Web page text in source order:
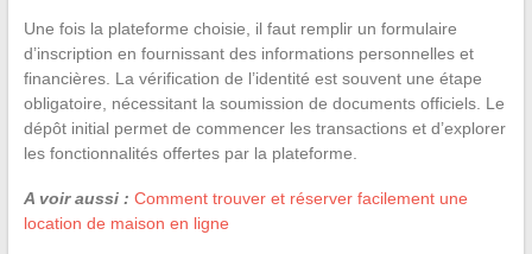
Une fois la plateforme choisie, il faut remplir un formulaire
d’inscription en fournissant des informations personnelles et
financières. La vérification de l’identité est souvent une étape
obligatoire, nécessitant la soumission de documents officiels. Le
dépôt initial permet de commencer les transactions et d’explorer
les fonctionnalités offertes par la plateforme.
A voir aussi : Comment trouver et réserver facilement une
location de maison en ligne